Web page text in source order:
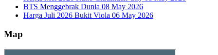
BTS Menggebrak Dunia 08 May 2026
Harga Juli 2026 Bukit Viola 06 May 2026
Map